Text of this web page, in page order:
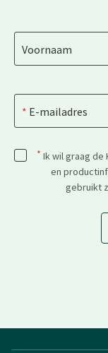
Voornaam
E-mailadres
* Ik wil graag de
en
gebruikt